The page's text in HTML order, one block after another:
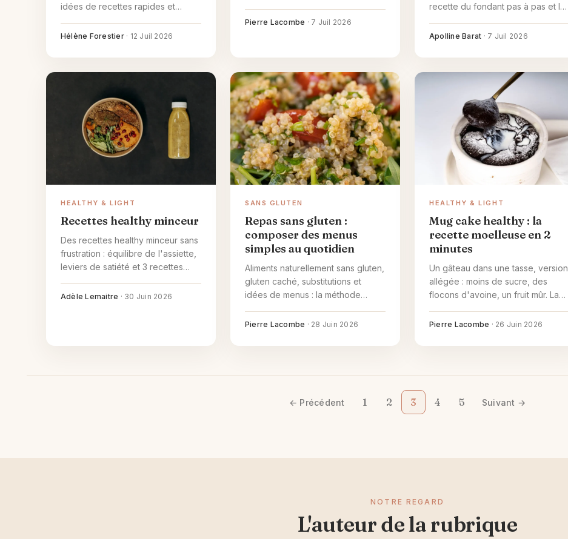
idées de recettes rapides et
Hélène Forestier · 12 Juil 2026
Pierre Lacombe · 7 Juil 2026
recette du fondant pas à pas et les
Apolline Barat · 7 Juil 2026
HEALTHY & LIGHT
Recettes healthy minceur
Des recettes healthy minceur sans
frustration : équilibre de l'assiette,
leviers de satiété et 3 recettes
repas.
Adèle Lemaitre · 30 Juin 2026
SANS GLUTEN
Repas sans gluten :
composer des menus
simples au quotidien
Aliments naturellement sans gluten,
gluten caché, substitutions et
idées de menus : la méthode
gluten variés au quotidien.
Pierre Lacombe · 28 Juin 2026
HEALTHY & LIGHT
Mug cake healthy : la
recette moelleuse en 2
minutes
Un gâteau dans une tasse, version
allégée : moins de sucre, des
flocons d'avoine, un fruit mûr. La
et les variantes pour un mug cake
Pierre Lacombe · 26 Juin 2026
← Précédent 1 2 3 4 5 Suivant →
NOTRE REGARD
L'auteur de la rubrique